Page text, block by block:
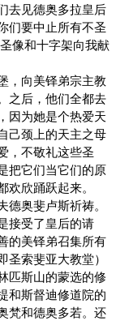
去见德奥多拉皇后
们要中止所有不圣
像和十字架向我献
，向美铎弟宗主教
之后，他们全都去
因为她是个热爱天
己颈上的天主之母
，不敬礼这些圣
把它们当它们的原
欣踊跃起来。
奥斐卢斯祈祷。
接受了皇后的请
的美铎弟召集所有
索斐亚大教堂）
匹斯山的蒙选的修
和斯督迪修道院的
梵和德奥多若。还